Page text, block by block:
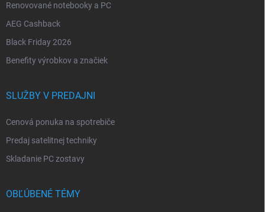
Renovované notebooky a PC
AEG Cashback
Black Friday 2026
Benefity výrobkov a značiek
SLUŽBY V PREDAJNI
Cenová ponuka na spotrebiče
Predaj satelitnej techniky
Skladanie PC zostavy
OBĽÚBENÉ TÉMY